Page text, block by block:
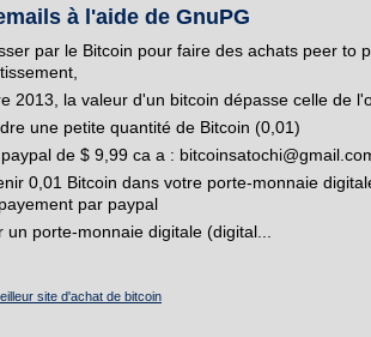
à l'aide de GnuPG
par le Bitcoin pour faire des achats peer to
2013, la valeur d'un bitcoin dépasse celle de
une petite quantité de Bitcoin (0,01)
de $ 9,99 ca a :
0,01 Bitcoin dans votre porte-monnaie
par paypal
porte-monnaie digitale (digital...
site d'achat de bitcoin